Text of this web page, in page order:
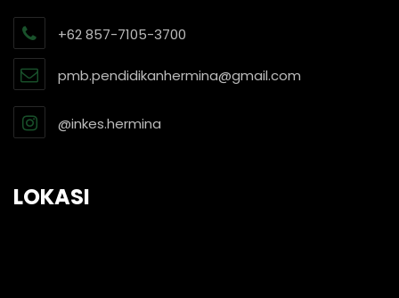
+62 857-7105-3700
pmb.pendidikanhermina@gmail.com
@inkes.hermina
LOKASI